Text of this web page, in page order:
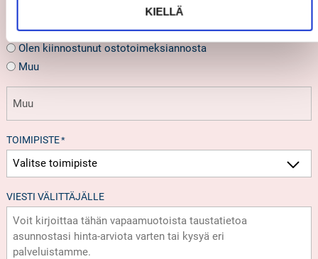
KIELLÄ
Haluan asunnostani hinta-arvion
Olen kiinnostunut ostotoimeksiannosta
Muu
TOIMIPISTE*
VIESTI VÄLITTÄJÄLLE